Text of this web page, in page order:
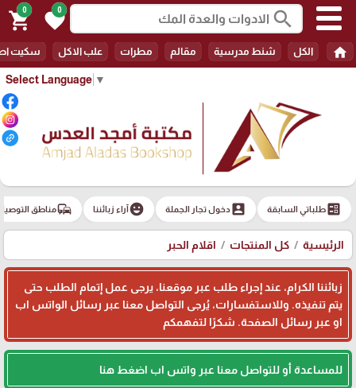
Select Language ▼
search
0
favorite
0
shopping_cart
home الكل شنط مدرسية مقالم مطرات علب الاكل سكيت
ballotطلباتي السابقة account_boxدخول تجار الجملة emoji_emotionsآراء زبائننا commuteمناطق
الرئيسية كل المنتجات اقلام الحبر
زبائننا الكرام، عند إجراء طلب عبر موقعنا، يرجى عمل إتمام الطلب حتى
يتم تنفيذه. وللاستفسارات، يُرجى التواصل معنا عبر رسائل الواتس اب
او عبر رسائل الصفحة. شكرًا لتفهمكم
للمساعدة أو للتواصل معنا عبر واتس اب اضغط هنا